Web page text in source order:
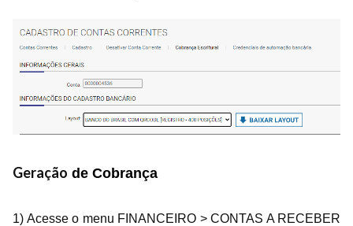
Geração de Cobrança
1) Acesse o menu FINANCEIRO > CONTAS A RECEBER